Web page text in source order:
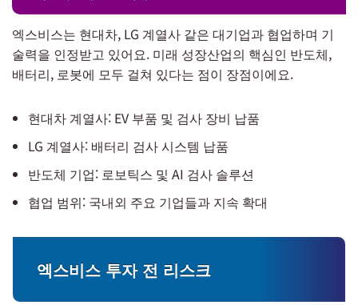
엑스비스는 현대차, LG 계열사 같은 대기업과 협업하며 기
술력을 인정받고 있어요. 미래 성장산업의 핵심인 반도체,
배터리, 로봇에 모두 걸쳐 있다는 점이 장점이에요.
현대차 계열사: EV 부품 및 검사 장비 납품
LG 계열사: 배터리 검사 시스템 납품
반도체 기업: 로보틱스 및 AI 검사 솔루션
협업 범위: 국내외 주요 기업들과 지속 확대
엑스비스 투자 전 리스크